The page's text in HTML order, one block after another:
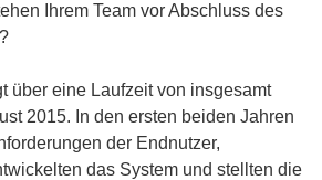
Ihrem Team vor Abschluss des
über eine Laufzeit von insgesamt
2015. In den ersten beiden Jahren
der Endnutzer,
das System und stellten die